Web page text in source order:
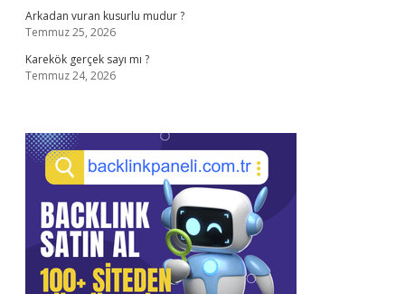
Arkadan vuran kusurlu mudur ?
Temmuz 25, 2026
Karekök gerçek sayı mı ?
Temmuz 24, 2026